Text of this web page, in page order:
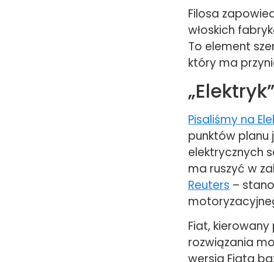
Filosa
włoskich
To element
który ma
Pisaliśmy na
punktów planu
elektrycznych
ma ruszyć w
Reuters –
Fiat,
rozwiązania